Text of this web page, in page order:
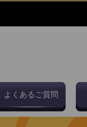
よくあるご質問